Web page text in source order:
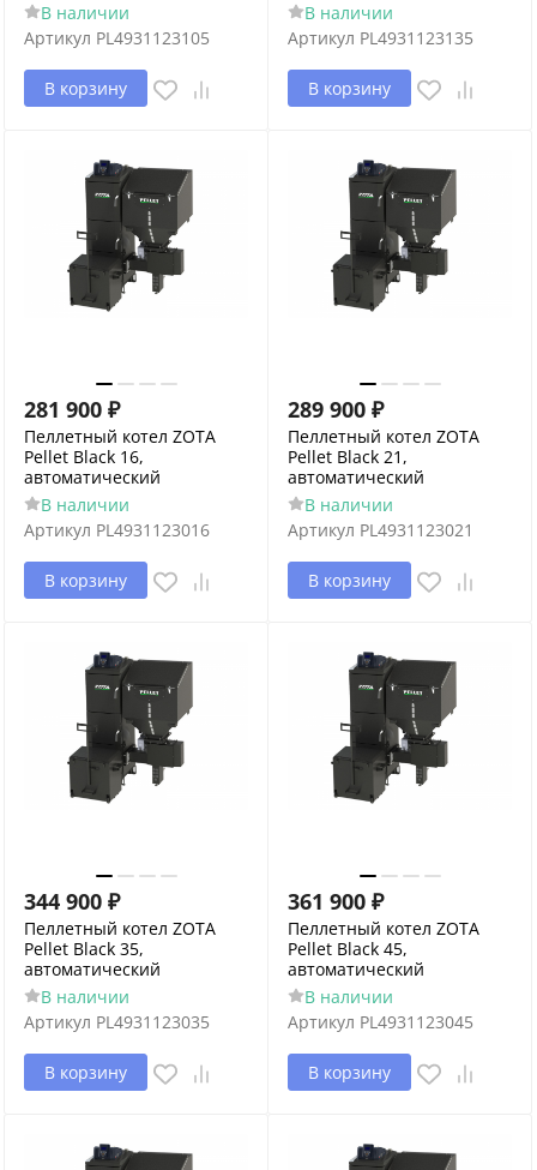
В наличии
Артикул PL4931123105
В корзину
В наличии
Артикул PL4931123135
В корзину
281 900 ₽
Пеллетный котел ZOTA
Pellet Black 16,
автоматический
В наличии
Артикул PL4931123016
В корзину
289 900 ₽
Пеллетный котел ZOTA
Pellet Black 21,
автоматический
В наличии
Артикул PL4931123021
В корзину
344 900 ₽
Пеллетный котел ZOTA
Pellet Black 35,
автоматический
В наличии
Артикул PL4931123035
В корзину
361 900 ₽
Пеллетный котел ZOTA
Pellet Black 45,
автоматический
В наличии
Артикул PL4931123045
В корзину